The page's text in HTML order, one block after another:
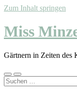
Zum Inhalt springen
Miss
Gärtnern in Zeiten des
Mobile-
Menü
Suchfeld
ein-/ausblenden
Suchen
nach: